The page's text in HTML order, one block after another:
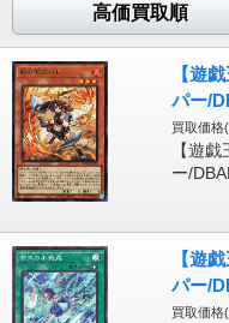
高価買取順
【遊
パー/
買取価格
【遊
ー/
【遊
パー/
買取価格